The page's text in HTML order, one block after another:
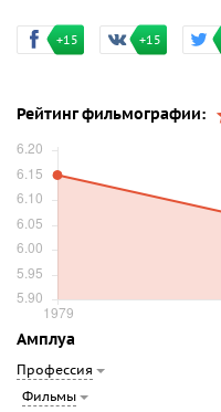
+15 +15
Рейтинг фильмографии:
Амплуа
Профессия
Фильмы